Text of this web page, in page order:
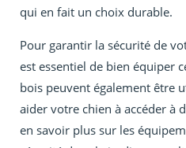
qui en fait un choix durable.
Pour garantir la sécurité de
est essentiel de bien équiper
bois peuvent également être
aider votre chien à accéder à
en savoir plus sur les